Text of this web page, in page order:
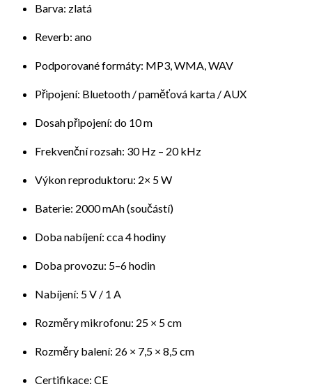
Barva: zlatá
Reverb: ano
Podporované formáty: MP3, WMA, WAV
Připojení: Bluetooth / paměťová karta / AUX
Dosah připojení: do 10 m
Frekvenční rozsah: 30 Hz – 20 kHz
Výkon reproduktoru: 2× 5 W
Baterie: 2000 mAh (součástí)
Doba nabíjení: cca 4 hodiny
Doba provozu: 5–6 hodin
Nabíjení: 5 V / 1 A
Rozměry mikrofonu: 25 × 5 cm
Rozměry balení: 26 × 7,5 × 8,5 cm
Certifikace: CE